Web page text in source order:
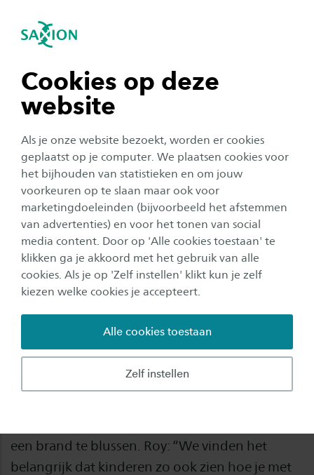
Cookies op deze
website
Als je onze website bezoekt, worden er cookies
geplaatst op je computer. We plaatsen cookies voor
het bijhouden van statistieken en om jouw
voorkeuren op te slaan maar ook voor
marketingdoeleinden (bijvoorbeeld het afstemmen
van advertenties) en voor het tonen van social
media content. Door op 'Alle cookies toestaan' te
klikken ga je akkoord met het gebruik van alle
cookies. Als je op 'Zelf instellen' klikt kun je zelf
kiezen welke cookies je accepteert.
Zelf instellen
Alle cookies toestaan
Navigatie openen
tonen
tonen
tonen
tonen
sluiten
Onderzoek
Saxion-snuffeldrone en -
blusrobot te zien in tv-
programma Klaas Kan Alles
Auteur:
Anne Hurenkamp
Publicatiedatum:
14 september 2021 Leestijd: Minuten
Op 18 september aanstaande laten Saxion-
onderzoekers Michiel Beukers en Roy de
Kinkelder in het tv-programma Klaas Kan Alles
een brand te blussen. Roy: “We vinden het
belangrijk dat kinderen zo ook zien hoe je met